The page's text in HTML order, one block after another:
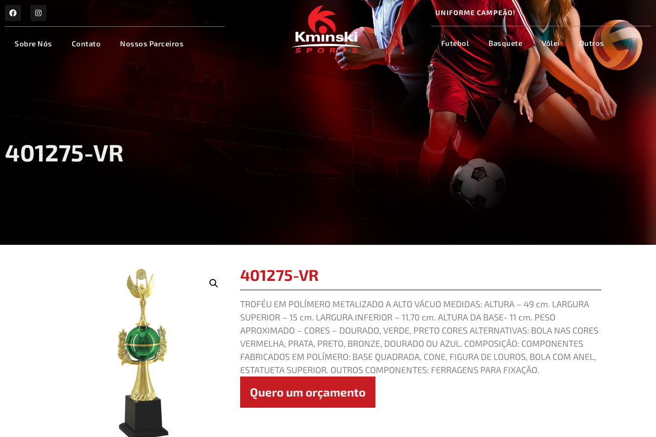
Sobre Nós Contato Nossos Parceiros
UNIFORME CAMPEÃO!
Futebol Basquete Vôlei Outros
401275-VR
401275-VR
TROFÉU EM POLÍMERO METALIZADO A ALTO VÁCUO MEDIDAS: ALTURA – 49 cm. LARGURA
SUPERIOR – 15 cm. LARGURA INFERIOR – 11,70 cm. ALTURA DA BASE- 11 cm. PESO
APROXIMADO – CORES – DOURADO, VERDE, PRETO CORES ALTERNATIVAS: BOLA NAS CORES
VERMELHA, PRATA, PRETO, BRONZE, DOURADO OU AZUL. COMPOSIÇÃO: COMPONENTES
FABRICADOS EM POLÍMERO: BASE QUADRADA, CONE, FIGURA DE LOUROS, BOLA COM ANEL,
ESTATUETA SUPERIOR. OUTROS COMPONENTES: FERRAGENS PARA FIXAÇÃO.
Quero um orçamento